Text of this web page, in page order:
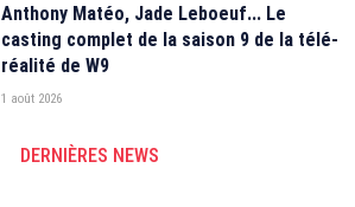
Anthony Matéo, Jade Leboeuf... Le
casting complet de la saison 9 de la télé-
réalité de W9
1 août 2026
DERNIÈRES NEWS